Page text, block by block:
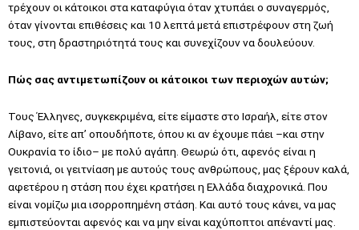
τρέχουν οι κάτοικοι στα καταφύγια όταν χτυπάει ο συναγερμός,
όταν γίνονται επιθέσεις και 10 λεπτά μετά επιστρέφουν στη ζωή
τους, στη δραστηριότητά τους και συνεχίζουν να δουλεύουν.
Πώς σας αντιμετωπίζουν οι κάτοικοι των περιοχών αυτών;
Τους Έλληνες, συγκεκριμένα, είτε είμαστε στο Ισραήλ, είτε στον
Λίβανο, είτε απ’ οπουδήποτε, όπου κι αν έχουμε πάει –και στην
Ουκρανία το ίδιο– με πολύ αγάπη. Θεωρώ ότι, αφενός είναι η
γειτονιά, οι γειτνίαση με αυτούς τους ανθρώπους, μας ξέρουν καλά,
αφετέρου η στάση που έχει κρατήσει η Ελλάδα διαχρονικά. Που
είναι νομίζω μια ισορροπημένη στάση. Και αυτό τους κάνει, να μας
εμπιστεύονται αφενός και να μην είναι καχύποπτοι απέναντί μας.